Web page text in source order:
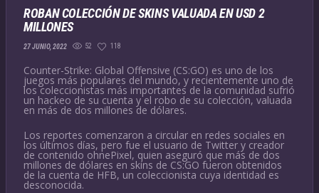
ROBAN COLECCIÓN DE SKINS VALUADA EN USD 2
MILLONES
27 JUNIO, 2022 52 118
Counter-Strike: Global Offensive (CS:GO) es uno de los
juegos más populares del mundo, y recientemente uno de
los coleccionistas más importantes de la comunidad sufrió
un hackeo de su cuenta y el robo de su colección, valuada
en más de dos millones de dólares.
Los reportes comenzaron a circular en redes sociales en
los últimos días, pero fue el usuario de Twitter y creador
de contenido ohnePixel, quien aseguró que más de dos
millones de dólares en skins de CS:GO fueron obtenidos
de la cuenta de HFB, un coleccionista cuya identidad es
desconocida.